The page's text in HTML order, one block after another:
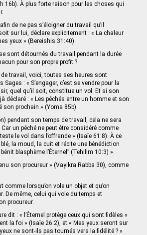
16b). À plus forte raison pour les choses qui
de ne pas s’éloigner du travail qu’il
sur lui, déclare explicitement : « La chaleur
yeux » (Bereishis 31:40).
sont détournés du travail pendant la durée
pour son propre profit ?
de travail, voici, toutes ses heures sont
: « S’engager, c’est se vendre pour la
quel qu’il soit, constitue un vol. Et si son
déclaré : « Les péchés entre un homme et son
son prochain » (Yoma 85b).
pendant son temps de travail, cela ne sera
un péché ne peut être considéré comme
le vol dans l’offrande » (Isaïe 61:8). À ce
la moud, la cuit et récite une bénédiction
blasphème l’Éternel” (Tehilim 10:3) ».
son procureur » (Vayikra Rabba 30), comme
lorsqu’on vole un objet et qu’on
De même, celui qui vole du temps et
procureur.
dit : « l’Éternel protège ceux qui sont fidèles »
la foi » (Isaïe 26:2), et « Mes yeux seront sur
ne sont-ils pas tournés vers la fidélité ? »